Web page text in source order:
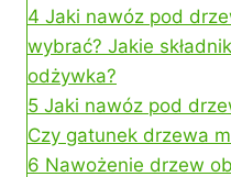
4 Jaki nawóz pod
wybrać? Jakie
odżywka?
5 Jaki nawóz pod
Czy gatunek drzewa
6 Nawożenie drzew